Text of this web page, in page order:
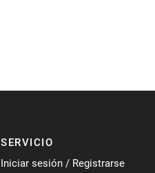
SERVICIO
Iniciar sesión / Registrarse